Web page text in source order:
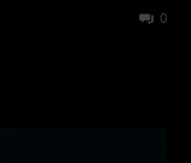
0